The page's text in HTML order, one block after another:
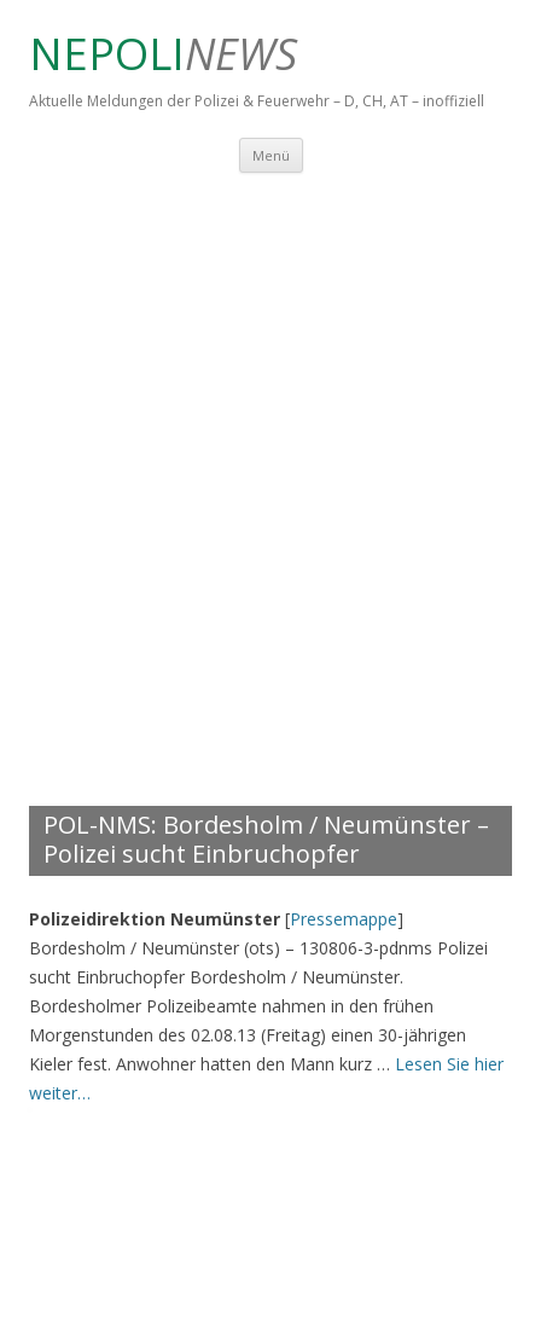
NEPOLINEWS
Aktuelle Meldungen der Polizei & Feuerwehr – D, CH, AT – inoffiziell
Menü Springe zum Inhalt
POL-NMS: Bordesholm / Neumünster –
Polizei sucht Einbruchopfer
Polizeidirektion Neumünster [Pressemappe]
Bordesholm / Neumünster (ots) – 130806-3-pdnms Polizei
sucht Einbruchopfer Bordesholm / Neumünster.
Bordesholmer Polizeibeamte nahmen in den frühen
Morgenstunden des 02.08.13 (Freitag) einen 30-jährigen
Kieler fest. Anwohner hatten den Mann kurz … Lesen Sie hier
weiter…